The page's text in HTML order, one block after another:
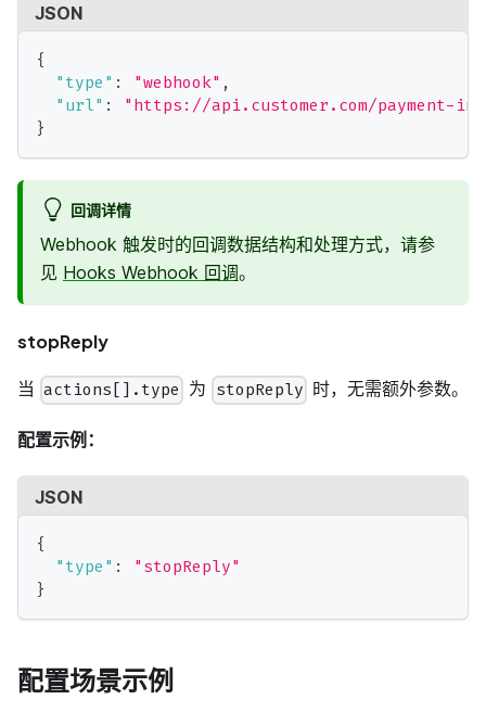
JSON
{
"type" : "webhook" ,
"url" :
"https://api.customer.com/payment-
}
回调详情
Webhook 触发时的回调数据结构和处理方式，请参
见 Hooks Webhook 回调。
stopReply
当 actions[].type 为 stopReply 时，无需额外参数。
配置示例：
JSON
{
"type" :
"stopReply"
}
配置场景示例